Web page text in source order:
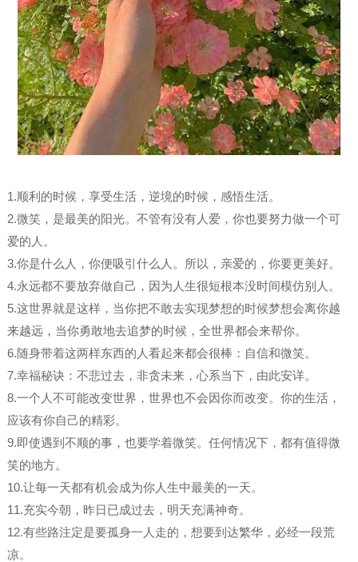
1.顺利的时候，享受生活，逆境的时候，感悟生活。
2.微笑，是最美的阳光。不管有没有人爱，你也要努力做一个可
爱的人。
3.你是什么人，你便吸引什么人。所以，亲爱的，你要更美好。
4.永远都不要放弃做自己，因为人生很短根本没时间模仿别人。
5.这世界就是这样，当你把不敢去实现梦想的时候梦想会离你越
来越远，当你勇敢地去追梦的时候，全世界都会来帮你。
6.随身带着这两样东西的人看起来都会很棒：自信和微笑。
7.幸福秘诀：不悲过去，非贪未来，心系当下，由此安详。
8.一个人不可能改变世界，世界也不会因你而改变。你的生活，
应该有你自己的精彩。
9.即使遇到不顺的事，也要学着微笑。任何情况下，都有值得微
笑的地方。
10.让每一天都有机会成为你人生中最美的一天。
11.充实今朝，昨日已成过去，明天充满神奇。
12.有些路注定是要孤身一人走的，想要到达繁华，必经一段荒
凉。